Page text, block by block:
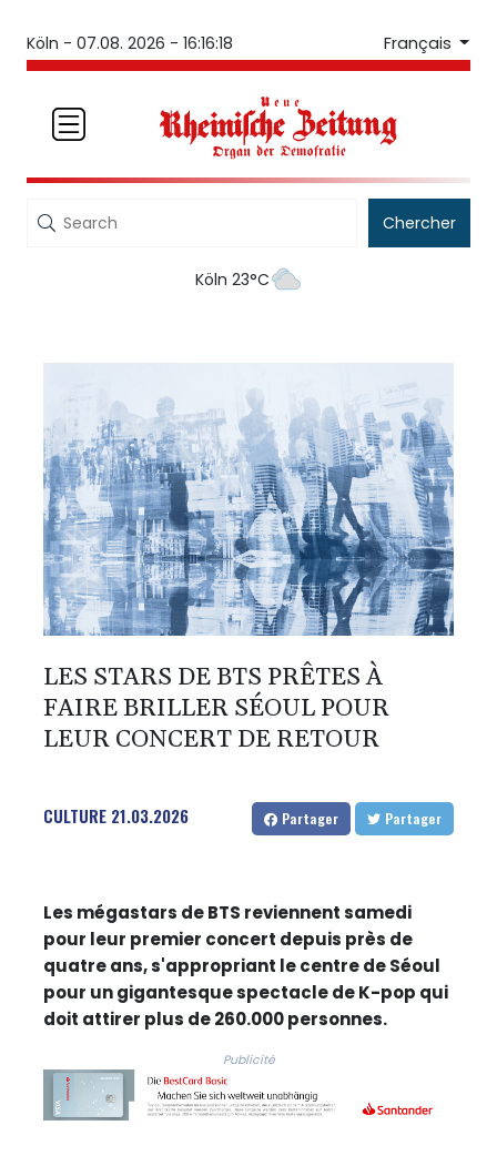
Köln - 07.08. 2026 - 16:16:19 Français
Chercher
Köln 23°C
LES STARS DE BTS PRÊTES À
FAIRE BRILLER SÉOUL POUR
LEUR CONCERT DE RETOUR
CULTURE 21.03.2026 Partager Partager
Les mégastars de BTS reviennent samedi
pour leur premier concert depuis près de
quatre ans, s'appropriant le centre de Séoul
pour un gigantesque spectacle de K-pop qui
doit attirer plus de 260.000 personnes.
Publicité